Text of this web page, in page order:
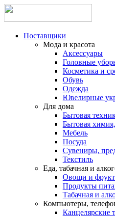
Поставщики
Мода и красота
Аксессуары
Головные
Косметика и
Обувь
Одежда
Ювелирные
Для дома
Бытовая
Бытовая
Мебель
Посуда
Сувениры,
Текстиль
Еда, табачная и
Овощи и
Продукты
Табачная и
Компьютеры,
Канцелярские